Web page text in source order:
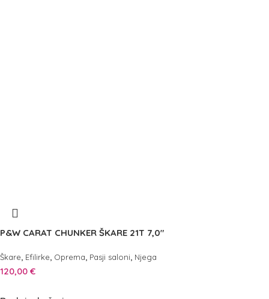
P&W CARAT CHUNKER ŠKARE 21T 7,0″
Škare Efilirke Oprema Pasji saloni Njega
120,00 €